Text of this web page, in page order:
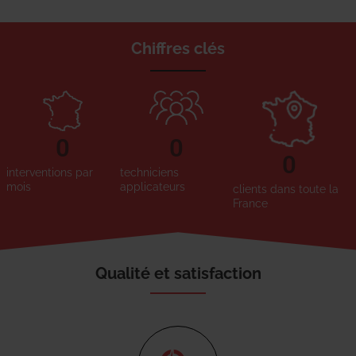
Chiffres clés
interventions par
mois
0
techniciens
applicateurs
0
clients dans toute la
France
0
Qualité et satisfaction